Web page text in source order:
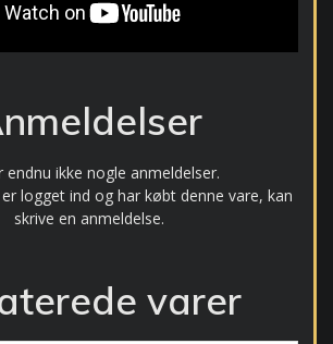
endnu ikke nogle anmeldelser.
logget ind og har købt denne vare, kan
skrive en anmeldelse.
varer